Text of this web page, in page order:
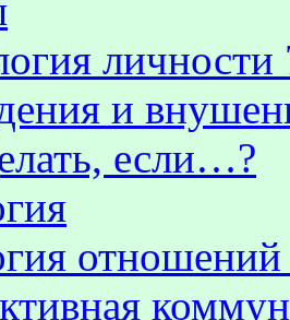
личности
и
если…?